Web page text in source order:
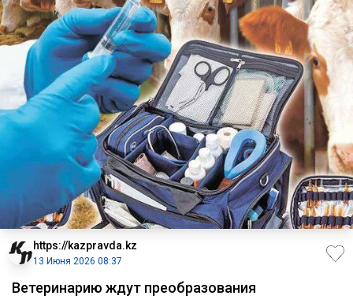
https://kazpravda.kz
13 Июня 2026 08:37
Ветеринарию ждут преобразования